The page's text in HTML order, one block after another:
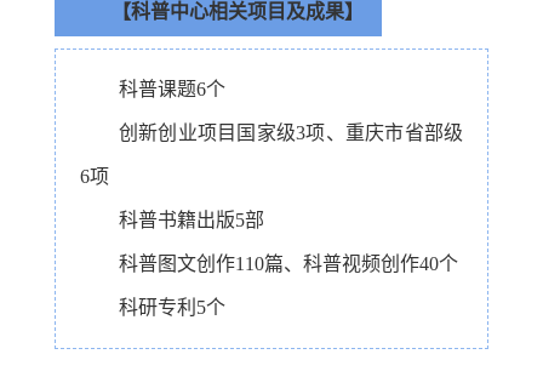
【科普中心相关项目及成果】
科普课题6个
创新创业项目国家级3项、重庆市省部级
6项
科普书籍出版5部
科普图文创作110篇、科普视频创作40个
科研专利5个